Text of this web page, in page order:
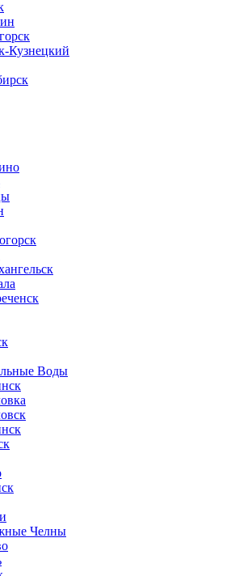
Кузнецкий
Воды
Челны